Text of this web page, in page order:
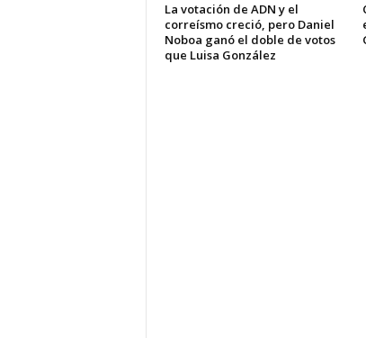
La votación de ADN y el
correísmo creció, pero Daniel
Noboa ganó el doble de votos
que Luisa González